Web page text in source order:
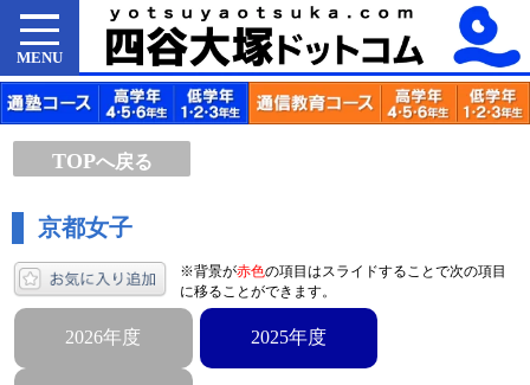
MENU
TOPへ戻る
京都女子
※背景が赤色の項目はスライドすることで次の項目
に移ることができます。
2026年度 2025年度